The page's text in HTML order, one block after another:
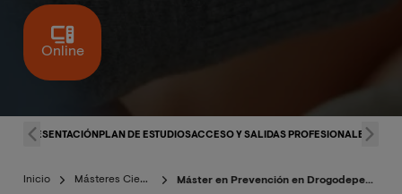
Online
PRESENTACIÓN PLAN DE ESTUDIOSACCESO Y SALIDAS PROFESIONALES
Inicio Másteres Ciencias de la Salud Máster en Prevención en Drogodependencias y Otras Conductas Adictivas